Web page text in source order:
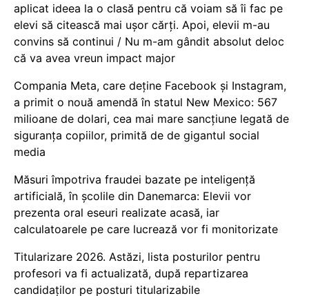
aplicat ideea la o clasă pentru că voiam să îi fac pe
elevi să citească mai ușor cărți. Apoi, elevii m-au
convins să continui / Nu m-am gândit absolut deloc
că va avea vreun impact major
Compania Meta, care deține Facebook și Instagram,
a primit o nouă amendă în statul New Mexico: 567
milioane de dolari, cea mai mare sancțiune legată de
siguranța copiilor, primită de de gigantul social
media
Măsuri împotriva fraudei bazate pe inteligență
artificială, în școlile din Danemarca: Elevii vor
prezenta oral eseuri realizate acasă, iar
calculatoarele pe care lucrează vor fi monitorizate
Titularizare 2026. Astăzi, lista posturilor pentru
profesori va fi actualizată, după repartizarea
candidaților pe posturi titularizabile